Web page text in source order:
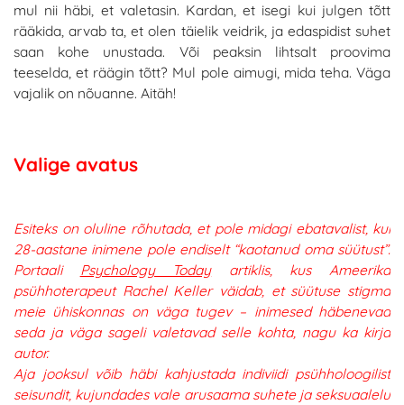
mul nii häbi, et valetasin. Kardan, et isegi kui julgen tõtt
rääkida, arvab ta, et olen täielik veidrik, ja edaspidist suhet
saan kohe unustada. Või peaksin lihtsalt proovima
teeselda, et räägin tõtt? Mul pole aimugi, mida teha. Väga
vajalik on nõuanne. Aitäh!
Valige avatus
Esiteks on oluline rõhutada, et pole midagi ebatavalist, kui
28-aastane inimene pole endiselt “kaotanud oma süütust”.
Portaali Psychology Todayartiklis, kus Ameerika
psühhoterapeut Rachel Keller väidab, et süütuse stigma
meie ühiskonnas on väga tugev – inimesed häbenevad
seda ja väga sageli valetavad selle kohta, nagu ka kirja
autor.
Aja jooksul võib häbi kahjustada indiviidi psühholoogilist
seisundit, kujundades vale arusaama suhete ja seksuaalelu